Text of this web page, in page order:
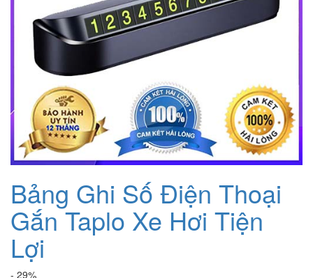
Bảng Ghi Số Điện Thoại
Gắn Taplo Xe Hơi Tiện
Lợi
- 29%